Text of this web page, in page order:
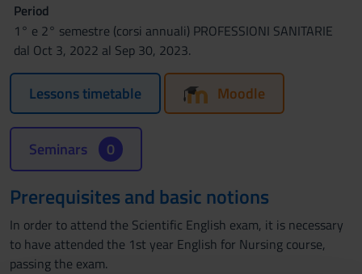
Period
1° e 2° semestre (corsi annuali) PROFESSIONI SANITARIE
dal Oct 3, 2022 al Sep 30, 2023.
Lessons timetable Moodle
Seminars 0
Prerequisites and basic notions
In order to attend the Scientific English exam, it is necessary
to have attended the 1st year English for Nursing course,
passing the exam.